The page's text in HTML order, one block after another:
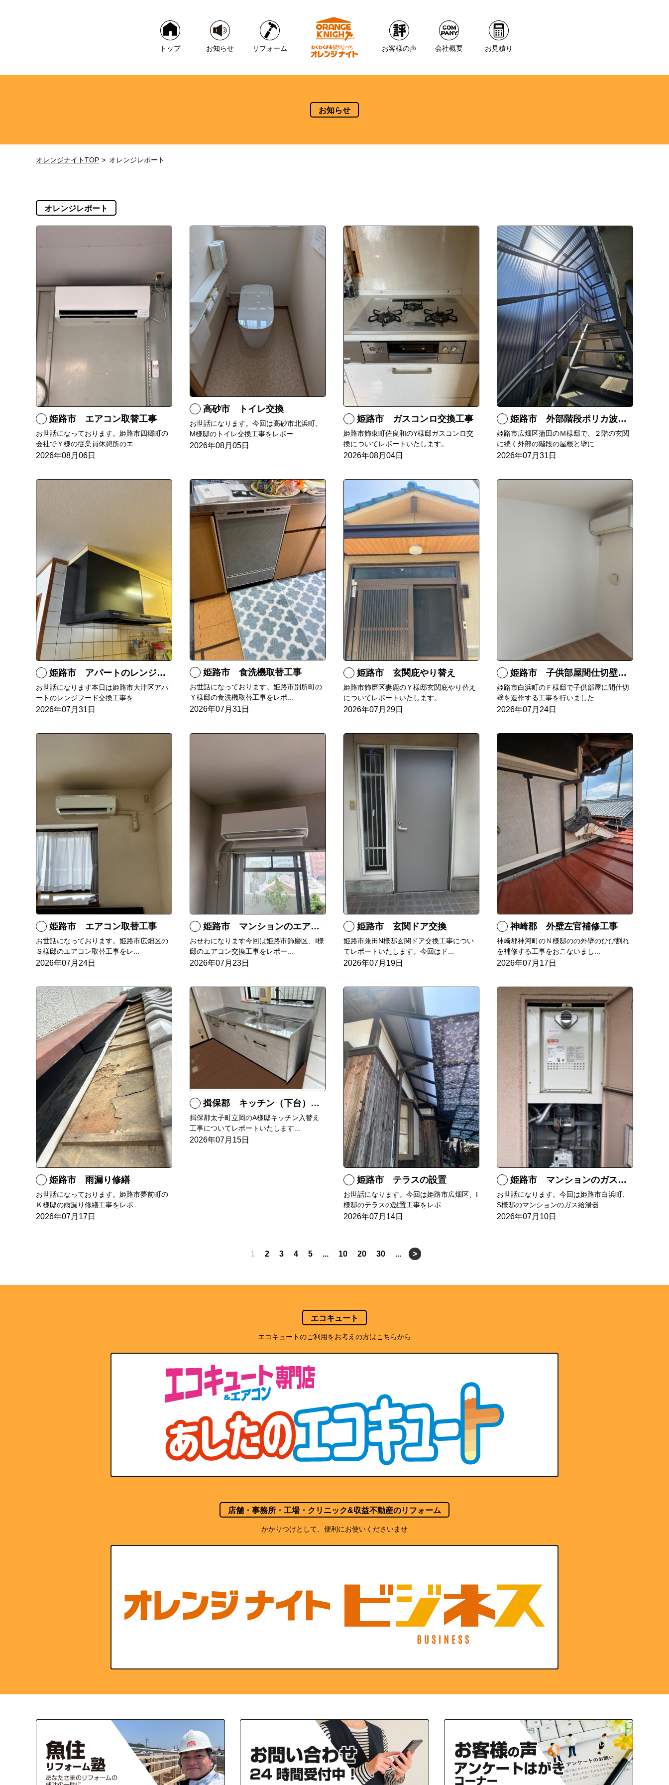
トップ お知らせ リフォーム お客様の声 会社概要 お見積り
お知らせ
オレンジナイトTOP オレンジレポート
オレンジレポート
姫路市 エアコン取替工事
お世話になっております。姫路市四郷町の
会社でＹ様の従業員休憩所のエ...
2026年08月06日
高砂市 トイレ交換
お世話になります。今回は高砂市北浜町、
M様邸のトイレ交換工事をレポー...
2026年08月05日
姫路市 ガスコンロ交換工事
姫路市飾東町佐良和のY様邸ガスコンロ交
換についてレポートいたします。...
2026年08月04日
姫路市 外部階段ポリカ波板張替工事
姫路市広畑区蒲田のＭ様邸で、２階の玄関
に続く外部の階段の屋根と壁に...
2026年07月31日
姫路市 アパートのレンジフード交換
お世話になります本日は姫路市大津区アパ
ートのレンジフード交換工事を...
2026年07月31日
姫路市 食洗機取替工事
お世話になっております。姫路市別所町の
Ｙ様邸の食洗機取替工事をレポ...
2026年07月31日
姫路市 玄関庇やり替え
姫路市飾磨区妻鹿のＹ様邸玄関庇やり替え
についてレポートいたします。...
2026年07月29日
姫路市 子供部屋間仕切壁造作
姫路市白浜町のＦ様邸で子供部屋に間仕切
壁を造作する工事を行いました...
2026年07月24日
姫路市 エアコン取替工事
お世話になっております。姫路市広畑区の
Ｓ様邸のエアコン取替工事をレ...
2026年07月24日
姫路市 マンションのエアコンをダイキンRXへ交換
おせわになります今回は姫路市飾磨区、I様
邸のエアコン交換工事をレポー...
2026年07月23日
姫路市 玄関ドア交換
姫路市兼田N様邸玄関ドア交換工事につい
てレポートいたします。今回はド...
2026年07月19日
神崎郡 外壁左官補修工事
神崎郡神河町のＮ様邸のの外壁のひび割れ
を補修する工事をおこないまし...
2026年07月17日
姫路市 雨漏り修繕
お世話になっております。姫路市夢前町の
Ｋ様邸の雨漏り修繕工事をレポ...
2026年07月17日
揖保郡 キッチン（下台）交換
揖保郡太子町立岡のA様邸キッチン入替え
工事についてレポートいたします...
2026年07月15日
姫路市 テラスの設置
お世話になります。今回は姫路市広畑区、I
様邸のテラスの設置工事をレポ...
2026年07月14日
姫路市 マンションのガス給湯器の交換
お世話になります。今回は姫路市白浜町、
S様邸のマンションのガス給湯器...
2026年07月10日
1 2 3 4 5 ... 10 20 30 ... >
エコキュート
エコキュートのご利用をお考えの方はこちらから
店舗・事務所・工場・クリニック&収益不動産のリフォーム
かかりつけとして、便利にお使いくださいませ